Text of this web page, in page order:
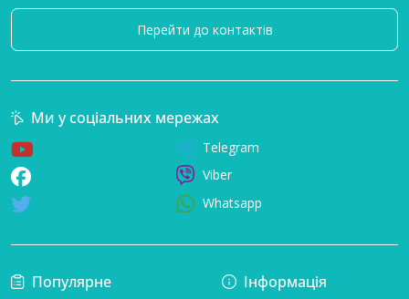
Перейти до контактів
Популярне Інформація
Ми у соціальних мережах
Telegram
Viber
Whatsapp